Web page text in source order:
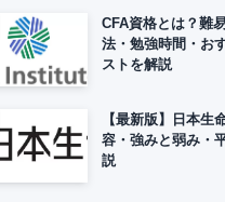
CFA資格とは？難
法・勉強時間・お
ストを解説
【最新版】日本生
容・強みと弱み・
説